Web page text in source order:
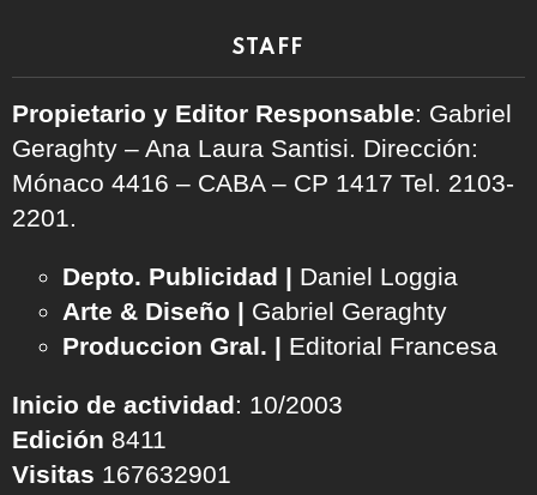
STAFF
Propietario y Editor Responsable: Gabriel
Geraghty – Ana Laura Santisi. Dirección:
Mónaco 4416 – CABA – CP 1417 Tel. 2103-
2201.
Depto. Publicidad | Daniel Loggia
Arte & Diseño | Gabriel Geraghty
Produccion Gral. | Editorial Francesa
Inicio de actividad: 10/2003
Edición 8411
Visitas 167632901